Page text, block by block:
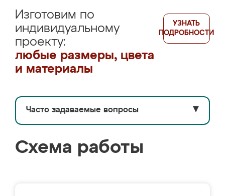
Изготовим по
индивидуальному
проекту:
любые размеры, цвета
и материалы
УЗНАТЬ
ПОДРОБНОСТИ
Часто задаваемые вопросы ▼
Схема работы